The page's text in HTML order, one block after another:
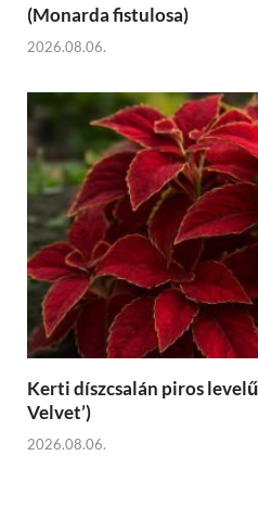
(Monarda fistulosa)
2026.08.06.
Kerti díszcsalán piros
Velvet’)
2026.08.06.